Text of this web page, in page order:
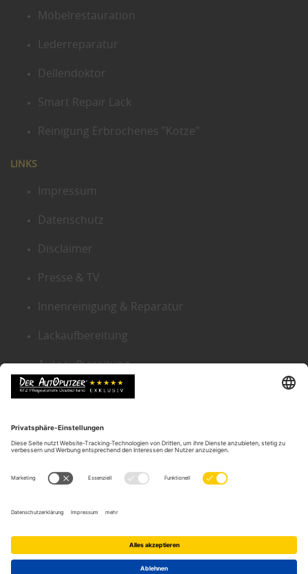
Möbelrestauration
Lederreparatur
Dellendoktor
Smart Repair Lack
Reinigung Erbrochenes "Kotze"
LINKS
Impressum
Datenschutz
Disclaimer
Presse & TV
Innenreinigung & Reparatur
Lackaufbereitung
Autoaufbereitung
Sitemap
KONTAKT ZENTRALE
Der Autoputzer Deutschland ®
Gneisenaustr. 9
Autoputzer Filialen in Ihrer Nähe